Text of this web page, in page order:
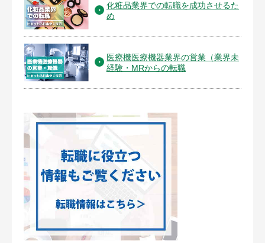
化粧品業界での転職を成功させるた
め
医療機医療機器業界の営業（業界未
経験・MRからの転職